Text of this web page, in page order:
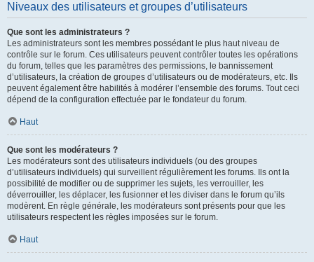
Niveaux des utilisateurs et groupes d’utilisateurs
Que sont les administrateurs ?
Les administrateurs sont les membres possédant le plus haut niveau de
contrôle sur le forum. Ces utilisateurs peuvent contrôler toutes les opérations
du forum, telles que les paramètres des permissions, le bannissement
d’utilisateurs, la création de groupes d’utilisateurs ou de modérateurs, etc. Ils
peuvent également être habilités à modérer l’ensemble des forums. Tout ceci
dépend de la configuration effectuée par le fondateur du forum.
Haut
Que sont les modérateurs ?
Les modérateurs sont des utilisateurs individuels (ou des groupes
d’utilisateurs individuels) qui surveillent régulièrement les forums. Ils ont la
possibilité de modifier ou de supprimer les sujets, les verrouiller, les
déverrouiller, les déplacer, les fusionner et les diviser dans le forum qu’ils
modèrent. En règle générale, les modérateurs sont présents pour que les
utilisateurs respectent les règles imposées sur le forum.
Haut